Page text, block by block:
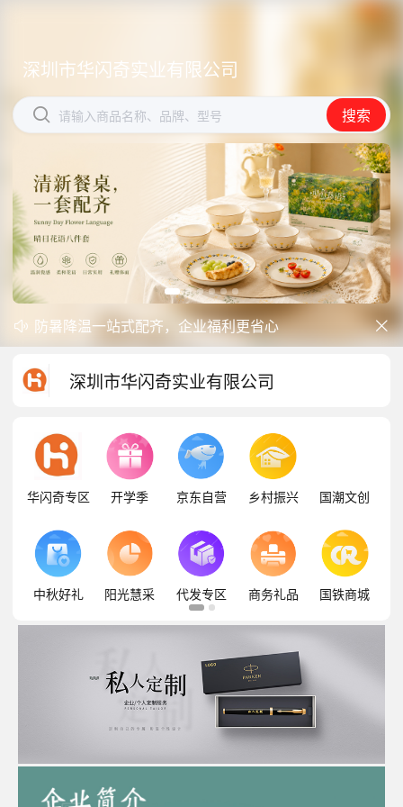
深圳市华闪奇实业有限公司
 请输入商品名称、品牌、型号 搜索
深圳市华闪奇实业有限公司
 请输入商品名称、品牌、型号 搜索

防暑降温一站式配齐，企业福利更省心
开学季礼品专区现已正式上线！

深圳市华闪奇实业有限公司
华闪奇专区 开学季 京东自营 乡村振兴 国潮文创
中秋好礼 阳光慧采 代发专区 商务礼品 国铁商城